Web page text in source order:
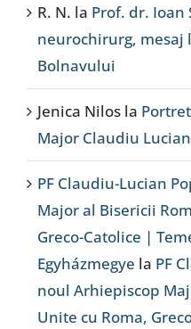
R. N. la Prof. dr. Ioan
neurochirurg, mesaj
Bolnavului
Jenica Nilos la
Major Claudiu
PF Claudiu-Lucian
Major al Bisericii
Greco-Catolice |
Egyházmegye la PF
noul Arhiepiscop
Unite cu Roma,